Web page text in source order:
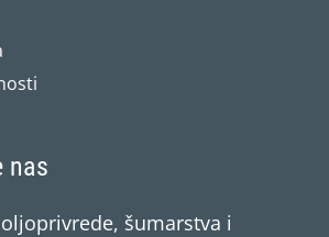
nas
šumarstva i